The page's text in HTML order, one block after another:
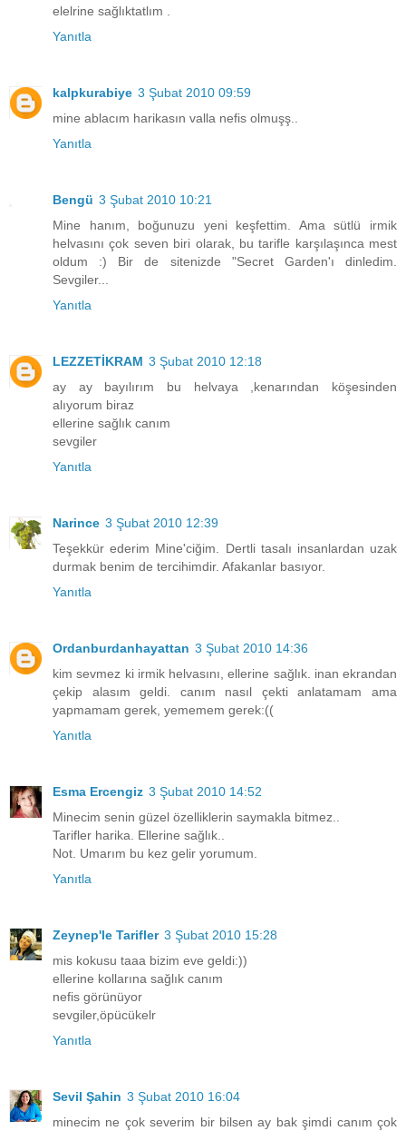
elelrine sağlıktatlım .
Yanıtla
kalpkurabiye 3 Şubat 2010 09:59
mine ablacım harikasın valla nefis olmuşş..
Yanıtla
Bengü 3 Şubat 2010 10:21
Mine hanım, boğunuzu yeni keşfettim. Ama sütlü irmik
helvasını çok seven biri olarak, bu tarifle karşılaşınca mest
oldum :) Bir de sitenizde "Secret Garden'ı dinledim.
Sevgiler...
Yanıtla
LEZZETİKRAM 3 Şubat 2010 12:18
ay ay bayılırım bu helvaya ,kenarından köşesinden
alıyorum biraz
ellerine sağlık canım
sevgiler
Yanıtla
Narince 3 Şubat 2010 12:39
Teşekkür ederim Mine'ciğim. Dertli tasalı insanlardan uzak
durmak benim de tercihimdir. Afakanlar basıyor.
Yanıtla
Ordanburdanhayattan 3 Şubat 2010 14:36
kim sevmez ki irmik helvasını, ellerine sağlık. inan ekrandan
çekip alasım geldi. canım nasıl çekti anlatamam ama
yapmamam gerek, yememem gerek:((
Yanıtla
Esma Ercengiz 3 Şubat 2010 14:52
Minecim senin güzel özelliklerin saymakla bitmez..
Tarifler harika. Ellerine sağlık..
Not. Umarım bu kez gelir yorumum.
Yanıtla
Zeynep'le Tarifler 3 Şubat 2010 15:28
mis kokusu taaa bizim eve geldi:))
ellerine kollarına sağlık canım
nefis görünüyor
sevgiler,öpücükelr
Yanıtla
Sevil Şahin 3 Şubat 2010 16:04
minecim ne çok severim bir bilsen ay bak şimdi canım çok